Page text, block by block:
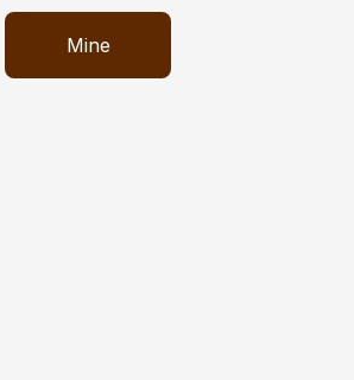
Mine